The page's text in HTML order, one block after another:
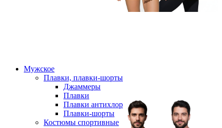
Мужское
Плавки, плавки-шорты
Джаммеры
Плавки
Плавки антихлор
Плавки-шорты
Костюмы спортивные